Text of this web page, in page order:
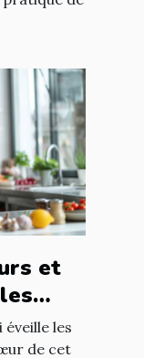
et
les
de cet